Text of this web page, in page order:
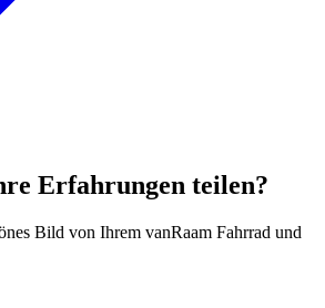
Erfahrungen teilen?
Bild von Ihrem vanRaam Fahrrad und